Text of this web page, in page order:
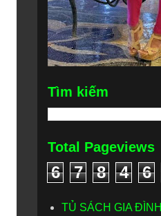
Tìm kiếm
Total Pageviews
6 7 8 4 6
TỦ SÁCH GIA ĐÌNH